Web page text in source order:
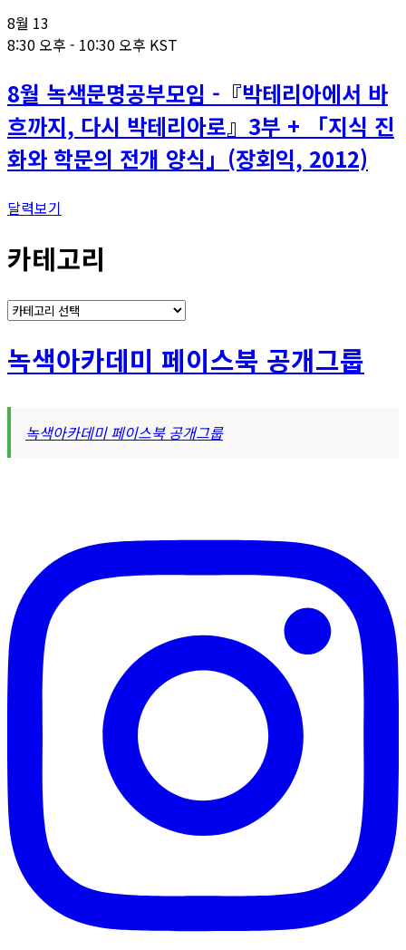
8월 13
8:30 오후 - 10:30 오후 KST
8월 녹색문명공부모임 -『박테리아에서 바
흐까지, 다시 박테리아로』3부 + 「지식 진
화와 학문의 전개 양식」(장회익, 2012)
달력보기
카테고리
카
고
리
녹색아카데미 페이스북 공개그룹
녹색아카데미 페이스북 공개그룹